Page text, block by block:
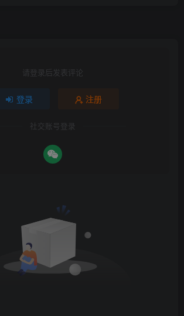
请登录后发表评论
登录 注册
社交账号登录